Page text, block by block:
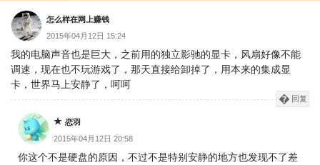
页
怎么样在网上赚钱
2015年04月12日 15:24
我的电脑声音也是巨大，之前用的独立影驰的显卡，风扇好像不能
调速，现在也不玩游戏了，那天直接给卸掉了，用本来的集成显
卡，世界马上安静了，呵呵
回复
恋羽
2015年04月12日 20:58
你这个不是硬盘的原因，不过不是特别安静的地方也发现不了差